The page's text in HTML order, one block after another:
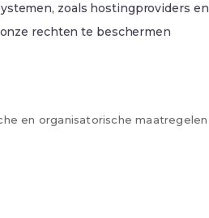
zoals hostingproviders
rechten te beschermen
en organisatorische